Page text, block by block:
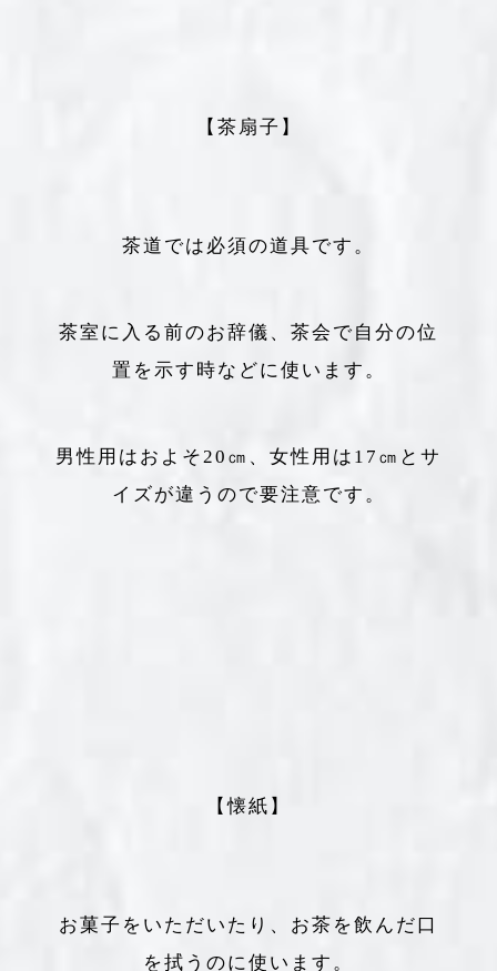
【茶扇子】
茶道では必須の道具です。
茶室に入る前のお辞儀、茶会で自分の位
置を示す時などに使います。
男性用はおよそ20㎝、女性用は17㎝とサ
イズが違うので要注意です。
【懐紙】
お菓子をいただいたり、お茶を飲んだ口
を拭うのに使います。